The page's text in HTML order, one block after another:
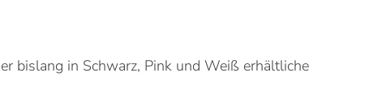
bislang in Schwarz, Pink und Weiß erhältliche